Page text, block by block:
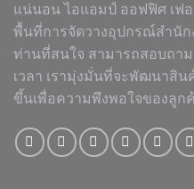
แน่นอน ไอแอมป์ ออฟฟิศ เฟอ
พื้นที่การจัดวางอุปกรณ์สำนัก
ท่านที่สนใจ สามารถสอบถาม
เวลา เรามุ่งมั่นที่จะพัฒนาสิน
ขึ้นเพื่อความพึงพอใจของลูก